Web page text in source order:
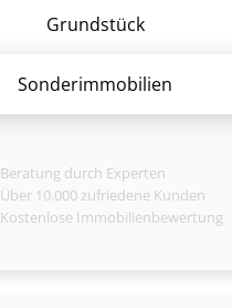
Grund­stück
Sonder­immobilien
Beratung durch Experten
Über 10.000 zufriedene Kunden
Kostenlose Immobilienbewertung